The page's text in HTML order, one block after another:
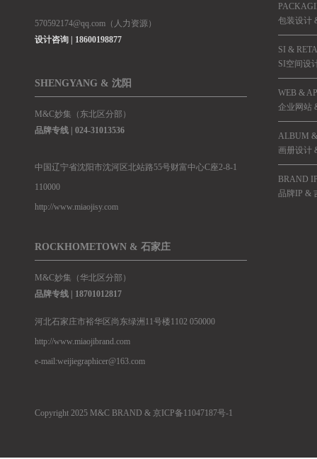
570592174@qq.com（人力资源）
设计咨询 | 18600198877
SHENGYANG & 沈阳
M&C妙集（东北区分部）
品牌专线 | 024-31013536
中国辽宁省沈阳市沈河区北站路55号财富中心C座2-8-1
110000
http://www.miaojisy.com
ROCKHOMETOWN & 石家庄
M&C妙集（华北区分部）
品牌专线 | 18701012817
河北石家庄市裕华区尚东绿洲11号楼1102 050000
http://www.miaojibrand.com
e-mail:weijiegraphicer@163.com
Copyright 2025 M&C BRAND & 京ICP备11047187号-1
包装设计
SI &
SI空间设
WEB &
企业网站
ALBUM
画册设计
BRAND
品牌IP &